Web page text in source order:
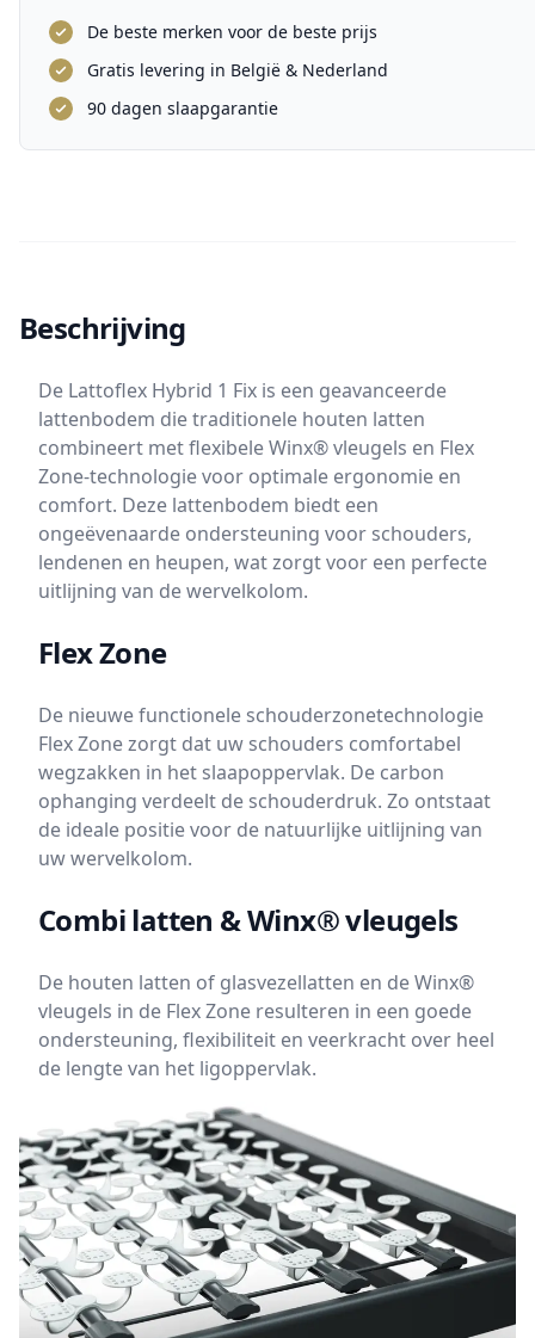
De beste merken voor de beste prijs
Gratis levering in België & Nederland
90 dagen slaapgarantie
Beschrijving
De Lattoflex Hybrid 1 Fix is een geavanceerde
lattenbodem die traditionele houten latten
combineert met flexibele Winx® vleugels en Flex
Zone-technologie voor optimale ergonomie en
comfort. Deze lattenbodem biedt een
ongeëvenaarde ondersteuning voor schouders,
lendenen en heupen, wat zorgt voor een perfecte
uitlijning van de wervelkolom.
Flex Zone
De nieuwe functionele schouderzonetechnologie
Flex Zone zorgt dat uw schouders comfortabel
wegzakken in het slaapoppervlak. De carbon
ophanging verdeelt de schouderdruk. Zo ontstaat
de ideale positie voor de natuurlijke uitlijning van
uw wervelkolom.
Combi latten & Winx® vleugels
De houten latten of glasvezellatten en de Winx®
vleugels in de Flex Zone resulteren in een goede
ondersteuning, flexibiliteit en veerkracht over heel
de lengte van het ligoppervlak.